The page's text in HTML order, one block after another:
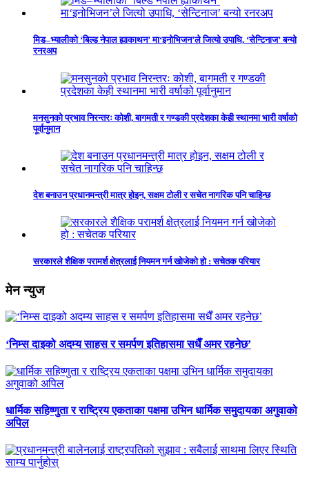
मिड–भ्यालीको ‘बिल्ड नेपाल ह्याकाथन’ मा‘इनोभिजन’ले जित्यो उपाधि, ‘सेन्टिनाज’ बन्यो
रनरअप
मनसुनको प्रभाव निरन्तरः कोशी, बागमती र गण्डकी प्रदेशका केही स्थानमा भारी वर्षाको
पूर्वानुमान
देश बनाउन प्रधानमन्त्री मात्र होइन, सक्षम टोली र सचेत नागरिक पनि चाहिन्छ
सरकारले शैक्षिक परामर्श क्षेत्रलाई नियमन गर्न खोजेको हो : सचेतक परियार
मेन न्युज
‘निम्स दाइको अदम्य साहस र समर्पण इतिहासमा सधैँ अमर रहनेछ’
धार्मिक सहिष्णुता र राष्ट्रिय एकताका पक्षमा उभिन धार्मिक समुदायका अगुवाको
अपिल